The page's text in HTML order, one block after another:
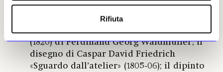
Rifiuta
e dà conto delle nuove acquisizioni del
Belvedere tra il 1916 e il 1918. Fra queste,
lo stupendo ritratto di Rosina Wieser
(1820) di Ferdinand Georg Waldmüller; il
disegno di Caspar David Friedrich
«Sguardo dall’atelier» (1805-06); il dipinto